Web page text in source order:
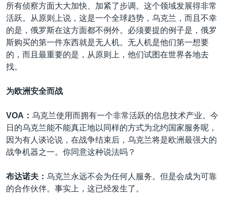
所有侦察方面大大加快、加紧了步调。这个领域发展得非常
活跃。从原则上说，这是一个全球趋势，乌克兰，而且不幸
的是，俄罗斯在这方面都不例外。必须要提的例子是，俄罗
斯购买的第一件东西就是无人机。无人机是他们第一想要
的，而且最重要的是，从原则上，他们试图在世界各地去
找。
为欧洲安全而战
VOA： 乌克兰使用而拥有一个非常活跃的信息技术产业。今
日的乌克兰能不能真正地以同样的方式为北约国家服务呢，
因为有人谈论说，在战争结束后，乌克兰将是欧洲最强大的
战争机器之一。你同意这种说法吗？
布达诺夫： 乌克兰永远不会为任何人服务。但是会成为可靠
的合作伙伴。事实上，这已经发生了。